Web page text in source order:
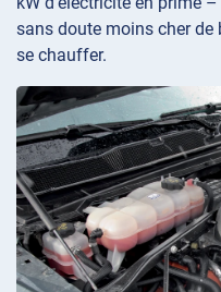
sans doute moins cher
se chauffer.